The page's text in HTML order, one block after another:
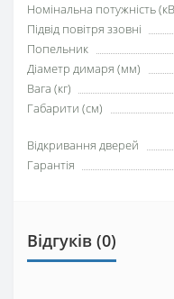
Номінальна потужність
Підвід повітря ззовні
Попельник
Діаметр димаря (мм)
Вага (кг)
Габарити (см)
Відкривання дверей
Гарантія
Відгуків (0)